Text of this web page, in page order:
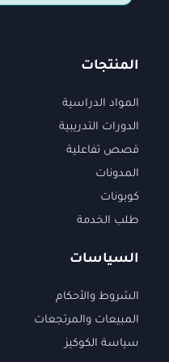
المنتجات
المواد الدراسية
الدورات التدريبية
قصص تفاعلية
المدونات
كوبونات
طلب الخدمة
السياسات
الشروط والأحكام
المبيعات والمرتجعات
سياسة الكوكيز